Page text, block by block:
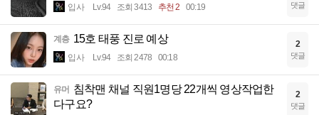
입사 Lv.94 조회 3413 추천 2 00:19 댓글
계층 15호 태풍 진로 예상
입사 Lv.94 조회 2478 00:18
2
댓글
유머 침착맨 채널 직원1명당 22개씩 영상작업한
다구요?
2
댓글